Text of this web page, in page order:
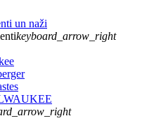
un naži
keyboard_arrow_right